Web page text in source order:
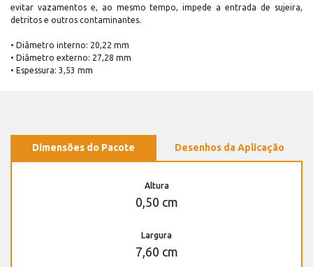
evitar vazamentos e, ao mesmo tempo, impede a entrada de sujeira,
detritos e outros contaminantes.
• Diâmetro interno: 20,22 mm
• Diâmetro externo: 27,28 mm
• Espessura: 3,53 mm
Dimensões do Pacote Desenhos da Aplicação
Altura
0,50 cm
Largura
7,60 cm